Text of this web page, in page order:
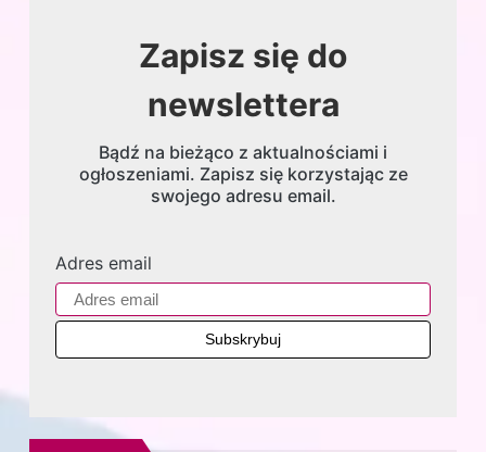
Zapisz się do
newslettera
Bądź na bieżąco z aktualnościami i
ogłoszeniami. Zapisz się korzystając ze
swojego adresu email.
Adres email